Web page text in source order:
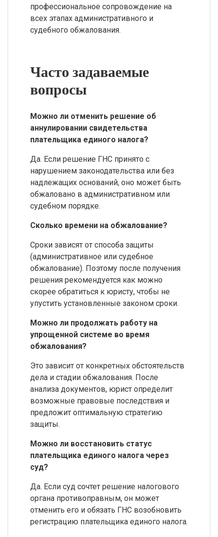
профессиональное сопровождение на
всех этапах административного и
судебного обжалования.
Часто задаваемые
вопросы
Можно ли отменить решение об
аннулировании свидетельства
плательщика единого налога?
Да. Если решение ГНС принято с
нарушением законодательства или без
надлежащих оснований, оно может быть
обжаловано в административном или
судебном порядке.
Сколько времени на обжалование?
Сроки зависят от способа защиты
(административное или судебное
обжалование). Поэтому после получения
решения рекомендуется как можно
скорее обратиться к юристу, чтобы не
упустить установленные законом сроки.
Можно ли продолжать работу на
упрощенной системе во время
обжалования?
Это зависит от конкретных обстоятельств
дела и стадии обжалования. После
анализа документов, юрист определит
возможные правовые последствия и
предложит оптимальную стратегию
защиты.
Можно ли восстановить статус
плательщика единого налога через
суд?
Да. Если суд сочтет решение налогового
органа противоправным, он может
отменить его и обязать ГНС возобновить
регистрацию плательщика единого налога.